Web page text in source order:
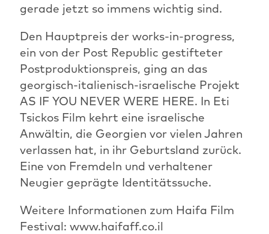
gerade jetzt so immens wichtig sind.
Den Hauptpreis der works-in-progress,
ein von der Post Republic gestifteter
Postproduktionspreis, ging an das
georgisch-italienisch-israelische Projekt
AS IF YOU NEVER WERE HERE. In Eti
Tsickos Film kehrt eine israelische
Anwältin, die Georgien vor vielen Jahren
verlassen hat, in ihr Geburtsland zurück.
Eine von Fremdeln und verhaltener
Neugier geprägte Identitätssuche.
Weitere Informationen zum Haifa Film
Festival: www.haifaff.co.il